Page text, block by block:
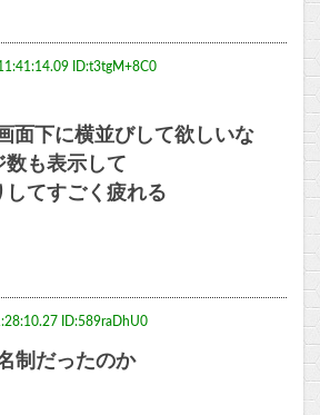
ID:t3tgM+8C0
面下に横並びして欲しいな
数も表示して
してすごく疲れる
ID:589raDhU0
制だったのか